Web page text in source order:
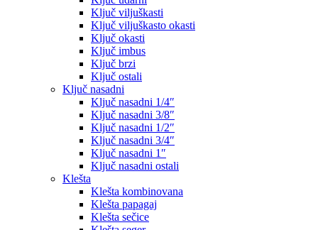
Ključ viljuškasti
Ključ viljuškasto okasti
Ključ okasti
Ključ imbus
Ključ brzi
Ključ ostali
Ključ nasadni
Ključ nasadni 1/4″
Ključ nasadni 3/8″
Ključ nasadni 1/2″
Ključ nasadni 3/4″
Ključ nasadni 1″
Ključ nasadni ostali
Klešta
Klešta kombinovana
Klešta papagaj
Klešta sečice